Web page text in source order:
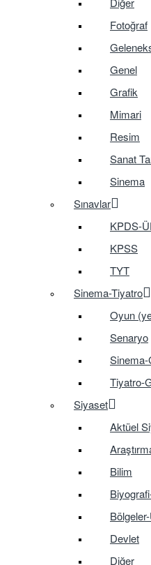
Fotoğraf
Genel
Grafik
Mimari
Resim
Sanat
Sinema
Sınavlar
KPDS-
KPSS
TYT
Sinema-Tiyatro
Oyun
Senaryo
Sinema-
Tiyatro-
Siyaset
Aktüel
Bilim
Devlet
Diğer